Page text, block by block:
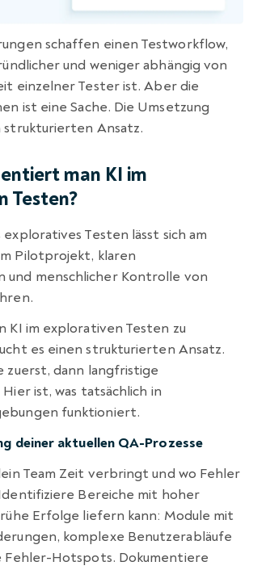
schaffen einen Testworkflow,
und weniger abhängig von
einzelner Tester ist. Aber die
ist eine Sache. Die Umsetzung
Ansatz.
man KI im
Testen?
Testen lässt sich am
Pilotprojekt, klaren
und menschlicher Kontrolle von
KI im explorativen Testen zu
es einen strukturierten Ansatz.
zuerst, dann langfristige
ist, was tatsächlich in
funktioniert.
deiner aktuellen QA-Prozesse
Team Zeit verbringt und wo Fehler
Bereiche mit hoher
Erfolge liefern kann: Module mit
komplexe Benutzerabläufe
Fehler-Hotspots. Dokumentiere